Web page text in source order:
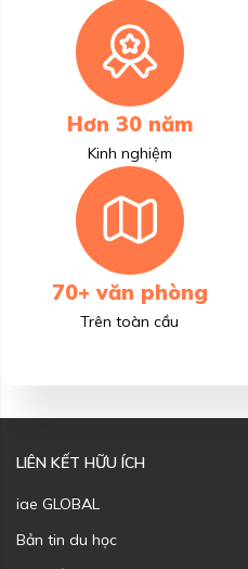
Hơn 30 năm
Kinh nghiệm
70+ văn phòng
Trên toàn cầu
LIÊN KẾT HỮU ÍCH
iae GLOBAL
Bản tin du học